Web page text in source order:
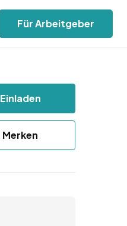
Für Arbeitgeber
Einladen
Merken